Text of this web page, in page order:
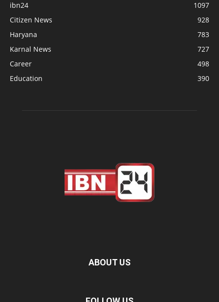
ibn24
1097
Citizen News
928
Haryana
783
Karnal News
727
Career
498
Education
390
ABOUT US